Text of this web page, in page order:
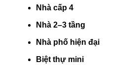
Nhà cấp 4
Nhà 2–3 tầng
Nhà phố hiện đại
Biệt thự mini